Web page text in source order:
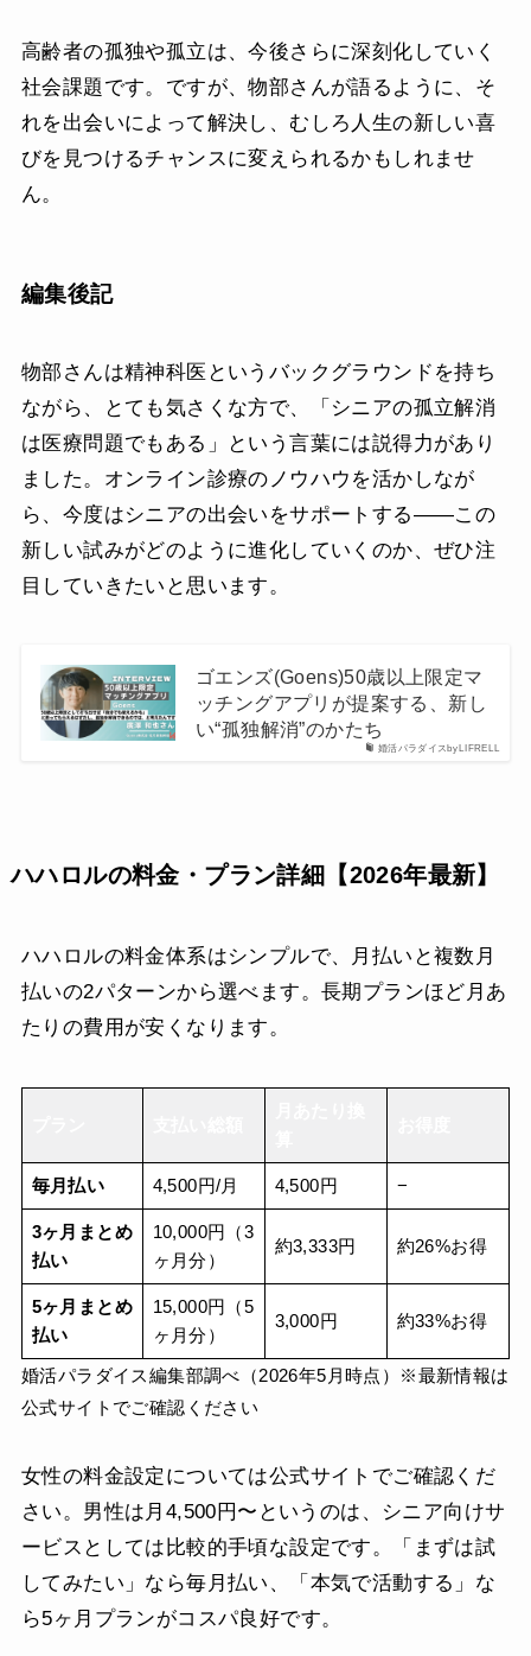
高齢者の孤独や孤立は、今後さらに深刻化していく
社会課題です。ですが、物部さんが語るように、そ
れを出会いによって解決し、むしろ人生の新しい喜
びを見つけるチャンスに変えられるかもしれませ
ん。
編集後記
物部さんは精神科医というバックグラウンドを持ち
ながら、とても気さくな方で、「シニアの孤立解消
は医療問題でもある」という言葉には説得力があり
ました。オンライン診療のノウハウを活かしなが
ら、今度はシニアの出会いをサポートする――この
新しい試みがどのように進化していくのか、ぜひ注
目していきたいと思います。
婚活パラダイスbyLIFRELL
ゴエンズ(Goens)50歳以上限定マ
ッチングアプリが提案する、新し
い“孤独解消”のかたち
ハハロルの料金・プラン詳細【2026年最新】
ハハロルの料金体系はシンプルで、月払いと複数月
払いの2パターンから選べます。長期プランほど月あ
たりの費用が安くなります。
毎月払い 4,500円/月 4,500円 −
3ヶ月まとめ
払い
10,000円（3
ヶ月分）
約3,333円 約26%お得
5ヶ月まとめ
払い
15,000円（5
ヶ月分）
3,000円 約33%お得
婚活パラダイス編集部調べ（2026年5月時点）※最新情報は
公式サイトでご確認ください
女性の料金設定については公式サイトでご確認くだ
さい。男性は月4,500円〜というのは、シニア向けサ
ービスとしては比較的手頃な設定です。「まずは試
してみたい」なら毎月払い、「本気で活動する」な
ら5ヶ月プランがコスパ良好です。